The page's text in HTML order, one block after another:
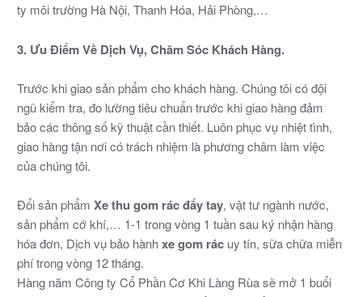
ty môi trường Hà Nội, Thanh Hóa, Hải Phòng,…
3. Ưu Điểm Về Dịch Vụ, Chăm Sóc Khách Hàng.
Trước khi giao sản phẩm cho khách hàng. Chúng tôi có đội
ngũ kiểm tra, đo lường tiêu chuẩn trước khi giao hàng đảm
bảo các thông số kỹ thuật cần thiết. Luôn phục vụ nhiệt tình,
giao hàng tận nơi có trách nhiệm là phương châm làm việc
của chúng tôi.
Đổi sản phẩm Xe thu gom rác đẩy tay, vật tư ngành nước,
sản phẩm cớ khí,… 1-1 trong vòng 1 tuần sau ký nhận hàng
hóa đơn, Dịch vụ bảo hànhxe gom rácuy tín, sữa chữa miễn
phí trong vòng 12 tháng.
Hàng năm Công ty Cổ Phần Cơ Khi Làng Rùa sẽ mở 1 buổi